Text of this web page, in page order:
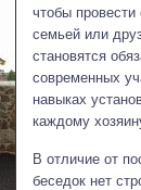
чтобы
семьей или
становятся
современных
навыках
каждому
В отличие от
беседок нет